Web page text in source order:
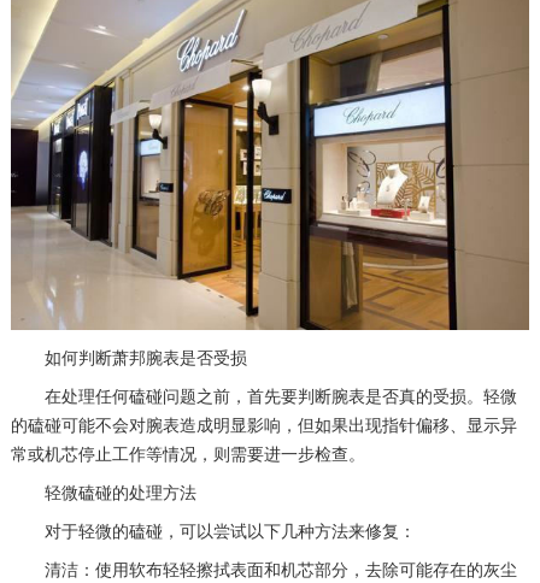
如何判断萧邦腕表是否受损
在处理任何磕碰问题之前，首先要判断腕表是否真的受损。轻微
的磕碰可能不会对腕表造成明显影响，但如果出现指针偏移、显示异
常或机芯停止工作等情况，则需要进一步检查。
轻微磕碰的处理方法
对于轻微的磕碰，可以尝试以下几种方法来修复：
清洁：使用软布轻轻擦拭表面和机芯部分，去除可能存在的灰尘